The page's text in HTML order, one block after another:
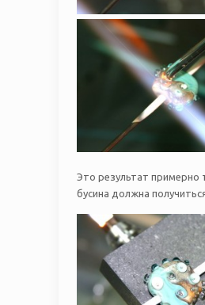
Это результат примерно
бусина должна